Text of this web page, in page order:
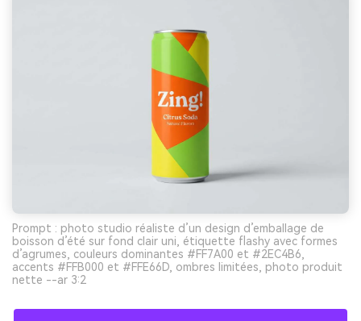
Prompt : photo studio réaliste d’un design d’emballage de
boisson d’été sur fond clair uni, étiquette flashy avec formes
d’agrumes, couleurs dominantes #FF7A00 et #2EC4B6,
accents #FFB000 et #FFE66D, ombres limitées, photo produit
nette --ar 3:2